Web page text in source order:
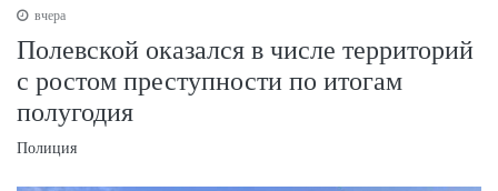
вчера
Полевской оказался в числе территорий
с ростом преступности по итогам
полугодия
Полиция